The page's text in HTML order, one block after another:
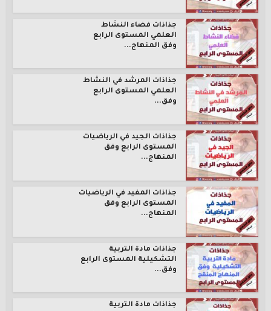
جذاذات فضاء النشاط
العلمي المستوى الرابع
وفق المنهاج...
جذاذات المرشد في النشاط
العلمي المستوى الرابع
وفق...
جذاذات الجيد في الرياضيات
المستوى الرابع وفق
المنهاج...
جذاذات المفيد في الرياضيات
المستوى الرابع وفق
المنهاج...
جذاذات مادة التربية
التشكيلية المستوى الرابع
وفق...
جذاذات مادة التربية